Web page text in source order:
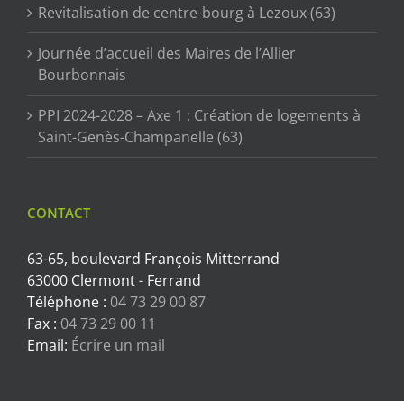
Revitalisation de centre-bourg à Lezoux (63)
Journée d’accueil des Maires de l’Allier
Bourbonnais
PPI 2024-2028 – Axe 1 : Création de logements à
Saint-Genès-Champanelle (63)
CONTACT
63-65, boulevard François Mitterrand
63000 Clermont - Ferrand
Téléphone : 04 73 29 00 87
Fax : 04 73 29 00 11
Email: Écrire un mail